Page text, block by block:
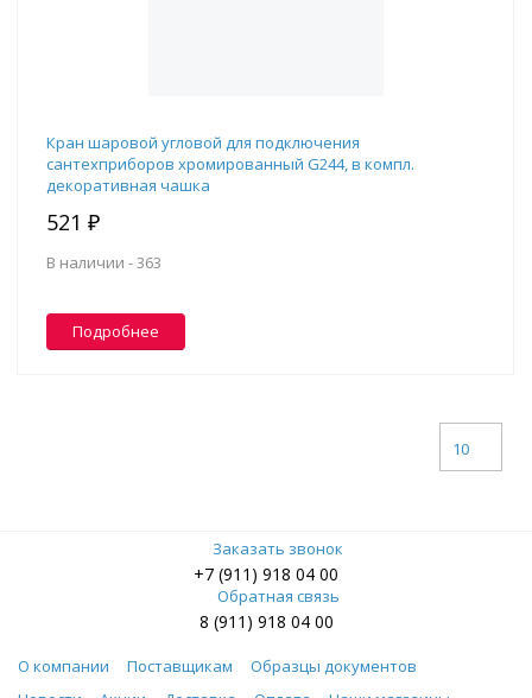
Кран шаровой угловой для подключения
сантехприборов хромированный G244, в компл.
декоративная чашка
521 ₽
В наличии -363
Подробнее
10
Заказать звонок
+7 (911) 918 04 00
Обратная связь
8 (911) 918 04 00
О компании Поставщикам
Образцы документов